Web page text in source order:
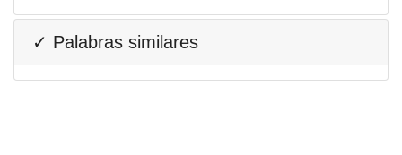
✓ Palabras similares